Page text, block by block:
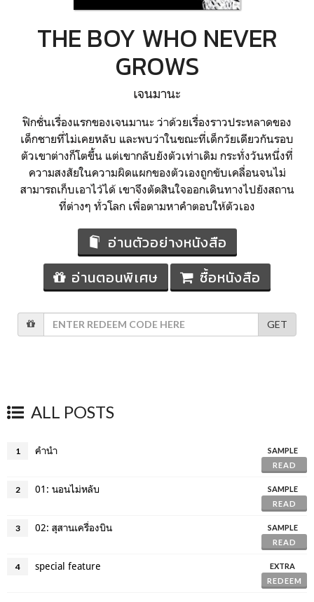
THE BOY WHO NEVER
GROWS
เจนมานะ
ฟิกชั่นเรื่องแรกของเจนมานะ ว่าด้วยเรื่องราวประหลาดของ
เด็กชายที่ไม่เคยหลับ และพบว่าในขณะที่เด็กวัยเดียวกันรอบ
ตัวเขาต่างก็โตขึ้น แต่เขากลับยังตัวเท่าเดิม กระทั่งวันหนึ่งที่
ความสงสัยในความผิดแผกของตัวเองถูกขับเคลื่อนจนไม่
สามารถเก็บเอาไว้ได้ เขาจึงตัดสินใจออกเดินทางไปยังสถาน
ที่ต่างๆ ทั่วโลก เพื่อตามหาคำตอบให้ตัวเอง
อ่านตัวอย่างหนังสือ
อ่านตอนพิเศษ
ซื้อหนังสือ
GET
ALL POSTS
1 คำนำ
SAMPLE
READ
2 01: นอนไม่หลับ
SAMPLE
READ
3 02: สุสานเครื่องบิน
SAMPLE
READ
4 special feature
EXTRA
REDEEM